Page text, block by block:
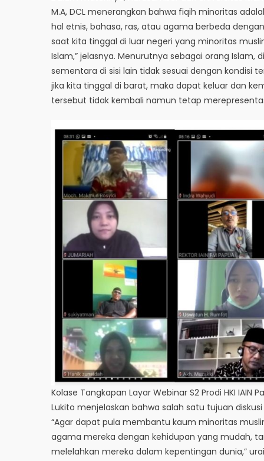
M.A, DCL menerangkan bahwa fiqih minoritas
hal etnis, bahasa, ras, atau agama berbeda
saat kita tinggal di luar negeri yang minoritas
Islam,” jelasnya. Menurutnya sebagai orang Islam,
sementara di sisi lain tidak sesuai dengan kondisi
jika kita tinggal di barat, maka dapat keluar dan
tersebut tidak kembali namun tetap
Kolase Tangkapan Layar Webinar S2 Prodi HKI IAIN
Lukito menjelaskan bahwa salah satu tujuan
“Agar dapat pula membantu kaum minoritas
agama mereka dengan kehidupan yang mudah,
melelahkan mereka dalam kepentingan dunia,”